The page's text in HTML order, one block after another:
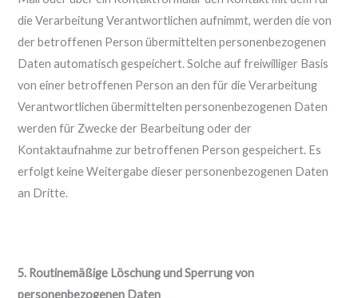
die Verarbeitung Verantwortlichen aufnimmt, werden die von
der betroffenen Person übermittelten personenbezogenen
Daten automatisch gespeichert. Solche auf freiwilliger Basis
von einer betroffenen Person an den für die Verarbeitung
Verantwortlichen übermittelten personenbezogenen Daten
werden für Zwecke der Bearbeitung oder der
Kontaktaufnahme zur betroffenen Person gespeichert. Es
erfolgt keine Weitergabe dieser personenbezogenen Daten
an Dritte.
5. Routinemäßige Löschung und Sperrung von
personenbezogenen Daten